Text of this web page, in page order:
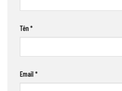
Tên*
Email*